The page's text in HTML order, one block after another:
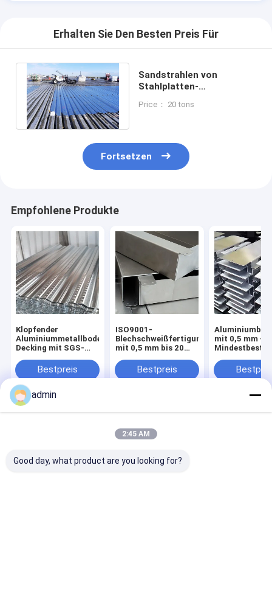
Erhalten Sie Den Besten Preis Für
Sandstrahlen von
Stahlplatten-
Beschichtung für das
Price： 20 tons
Fortsetzen
Empfohlene Produkte
Klopfender
Aluminiummetallboden
Decking mit SGS-
Bestpreis
ISO9001-
Blechschweißfertigung
mit 0,5 mm bis 20
Bestpreis
mit 0,5 mm –
Startseite Über uns Kontakt
Desktop Site
Sitemap
Privacy Policy
Reserved.
admin
2:45 AM
Good day, what product are you looking for?